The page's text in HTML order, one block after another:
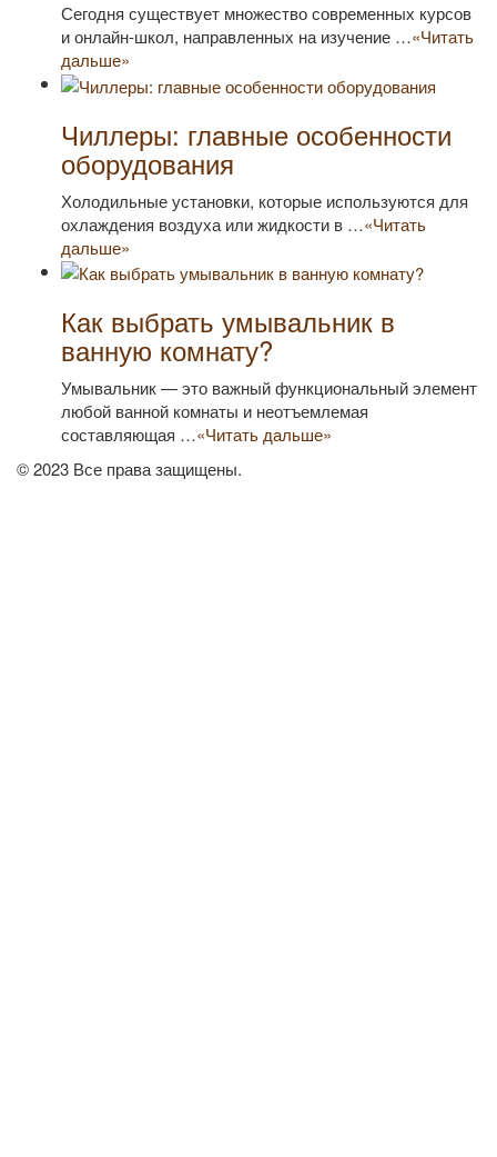
Сегодня существует множество современных курсов
и онлайн-школ, направленных на изучение …«Читать
дальше»
Чиллеры: главные особенности
оборудования
Холодильные установки, которые используются для
охлаждения воздуха или жидкости в …«Читать
дальше»
Как выбрать умывальник в
ванную комнату?
Умывальник — это важный функциональный элемент
любой ванной комнаты и неотъемлемая
составляющая …«Читать дальше»
© 2023 Все права защищены.